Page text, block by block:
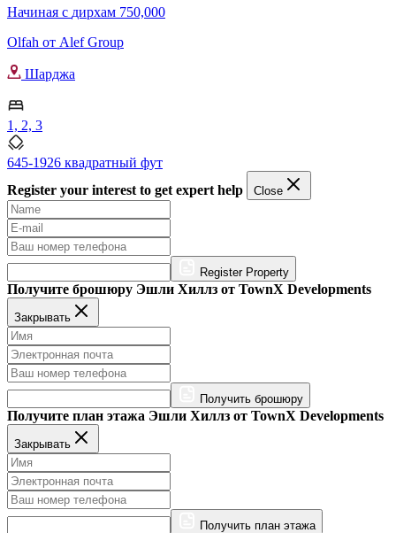
Начиная с дирхам 750,000
Olfah от Alef Group
Шарджа
1, 2, 3
645-1926 квадратный фут
Register your interest to get expert help
Close
Register Property
Получите брошюру Эшли Хиллз от TownX Developments
Закрывать
Получить брошюру
Получите план этажа Эшли Хиллз от TownX Developments
Закрывать
Получить план этажа